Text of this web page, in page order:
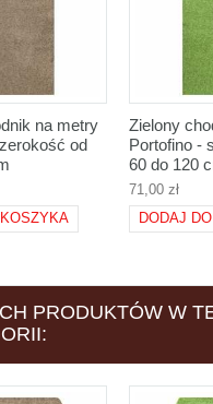
na metry
od
Zielony
Portofino -
60 do 120
71,00 zł
DODAJ
PRODUKTÓW W